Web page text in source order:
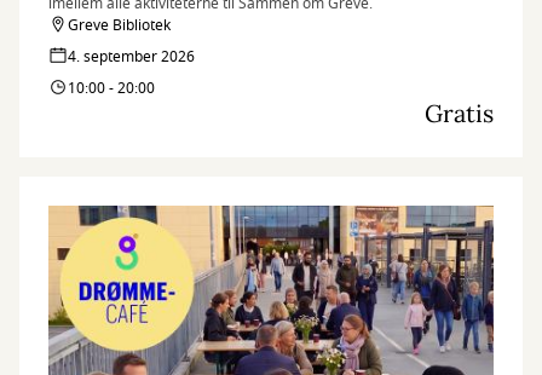
Greve Bibliotek
4. september 2026
10:00 - 20:00
Gratis